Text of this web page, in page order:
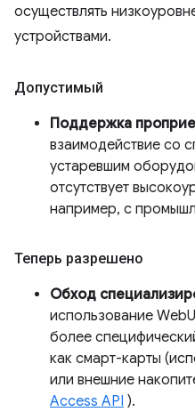
осуществлять
устройствами.
Допустимый
Поддержка
взаимодействие со
устаревшим
отсутствует
например, с
Теперь разрешено
Обход
использование
более
как смарт-карты
или внешние
Access API ).